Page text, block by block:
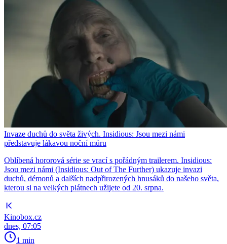
Invaze duchů do světa živých. Insidious: Jsou mezi námi
představuje lákavou noční můru
Oblíbená hororová série se vrací s pořádným trailerem. Insidious:
Jsou mezi námi (Insidious: Out of The Further) ukazuje invazi
duchů, démonů a dalších nadpřirozených hnusáků do našeho světa,
kterou si na velkých plátnech užijete od 20. srpna.
Kinobox.cz
dnes, 07:05
1 min